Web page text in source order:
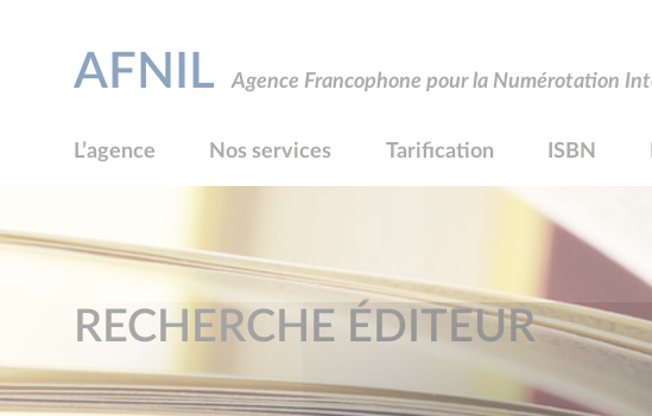
AFNIL Agence Francophone pour la Numérotation
L’agence Nos services Tarification ISBN
RECHERCHE ÉDITEUR